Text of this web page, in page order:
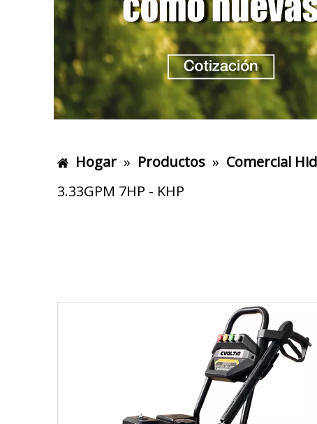
Hogar » Productos » Comercial
3.33GPM 7HP - KHP